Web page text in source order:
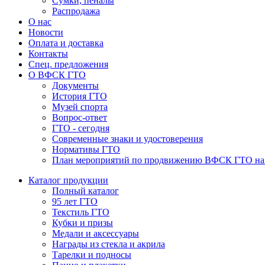
Распродажа
О нас
Новости
Оплата и доставка
Контакты
Спец. предложения
О ВФСК ГТО
Документы
История ГТО
Музей спорта
Вопрос-ответ
ГТО - сегодня
Современные знаки и удостоверения
Нормативы ГТО
План мероприятий по продвижению ВФСК ГТО на
Каталог продукции
Полный каталог
95 лет ГТО
Текстиль ГТО
Кубки и призы
Медали и аксессуары
Награды из стекла и акрила
Тарелки и подносы